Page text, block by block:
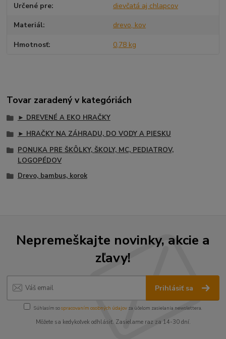
Určené pre dievčatá aj chlapcov
Materiál drevo, kov
Hmotnosť 0,78 kg
Tovar zaradený v kategóriách
► DREVENÉ A EKO HRAČKY
► HRAČKY NA ZÁHRADU, DO VODY A PIESKU
PONUKA PRE ŠKÔLKY, ŠKOLY, MC, PEDIATROV,
LOGOPÉDOV
Drevo, bambus, korok
Nepremeškajte novinky, akcie a
zľavy!
Prihlásiť sa
Súhlasím sospracovaním osobných údajov za účelom zasielania newslettera.
Môžete sa kedykoľvek odhlásiť. Zasielame raz za 14-30 dní.